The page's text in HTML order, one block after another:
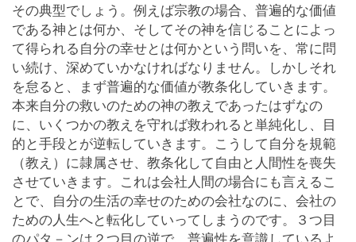
その典型でしょう。例えば宗教の場合、普遍的な価値
である神とは何か、そしてその神を信じることによっ
て得られる自分の幸せとは何かという問いを、常に問
い続け、深めていかなければなりません。しかしそれ
を怠ると、まず普遍的な価値が教条化していきます。
本来自分の救いのための神の教えであったはずなの
に、いくつかの教えを守れば救われると単純化し、目
的と手段とが逆転していきます。こうして自分を規範
（教え）に隷属させ、教条化して自由と人間性を喪失
させていきます。これは会社人間の場合にも言えるこ
とで、自分の生活の幸せのための会社なのに、会社の
ための人生へと転化していってしまうのです。３つ目
のパタ－ンは２つ目の逆で、普遍性を意識しているよ